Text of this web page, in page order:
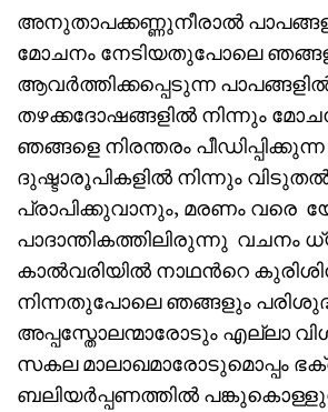
അനുതാപക്കണ്ണുനീരാൽ
മോചനം നേടിയതുപോലെ
ആവർത്തിക്കപ്പെടുന്ന
തഴക്കദോഷങ്ങളിൽ നിന്നും
ഞങ്ങളെ നിരന്തരം പീഡിപ്പിക്കുന്ന
ദുഷ്ടാരൂപികളിൽ നിന്നും
പ്രാപിക്കുവാനും, മരണം വരെ
പാദാന്തികത്തിലിരുന്നു വചനം
കാൽവരിയിൽ നാഥൻറെ
നിന്നതുപോലെ ഞങ്ങളും
അപ്പസ്തോലന്മാരോടും എല്ലാ
സകല മാലാഖമാരോടുമൊപ്പം
ബലിയർപ്പണത്തിൽ